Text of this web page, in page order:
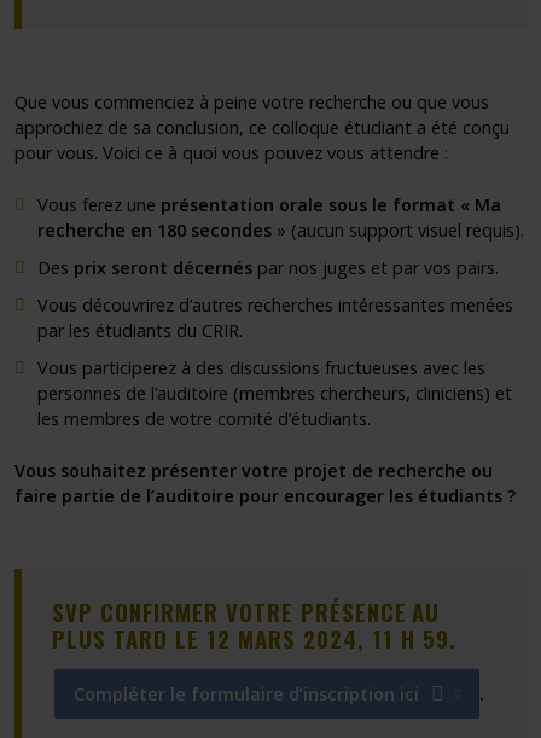
Que vous commenciez à peine votre recherche ou que vous
approchiez de sa conclusion, ce colloque étudiant a été conçu
pour vous. Voici ce à quoi vous pouvez vous attendre :
Vous ferez une présentation orale sous le format « Ma
recherche en 180 secondes» (aucun support visuel requis).
Des prix seront décernéspar nos juges et par vos pairs.
Vous découvrirez d’autres recherches intéressantes menées
par les étudiants du CRIR.
Vous participerez à des discussions fructueuses avec les
personnes de l’auditoire (membres chercheurs, cliniciens) et
les membres de votre comité d’étudiants.
Vous souhaitez présenter votre projet de recherche ou
faire partie de l’auditoire pour encourager les étudiants ?
SVP CONFIRMER VOTRE PRÉSENCE AU
PLUS TARD LE 12 MARS 2024, 11 H 59.
Compléter le formulaire d’inscription ici
Ce lien s'ouvrira dans une nouvelle fenêtre" .